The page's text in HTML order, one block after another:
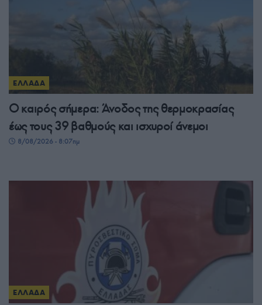
ΕΛΛΑΔΑ
Ο καιρός σήμερα: Άνοδος της θερμοκρασίας
έως τους 39 βαθμούς και ισχυροί άνεμοι
8/08/2026 - 8:07πμ
ΕΛΛΑΔΑ